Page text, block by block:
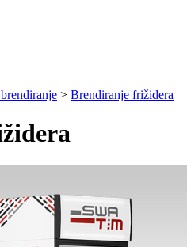
> Brendiranje frižidera